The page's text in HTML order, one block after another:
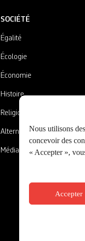
Nous utilisons
concevoir des
« Accepter »,
Accepter
SOCIÉTÉ
Égalité
Écologie
Économie
Histoire
Religions
Alternatives
Médias